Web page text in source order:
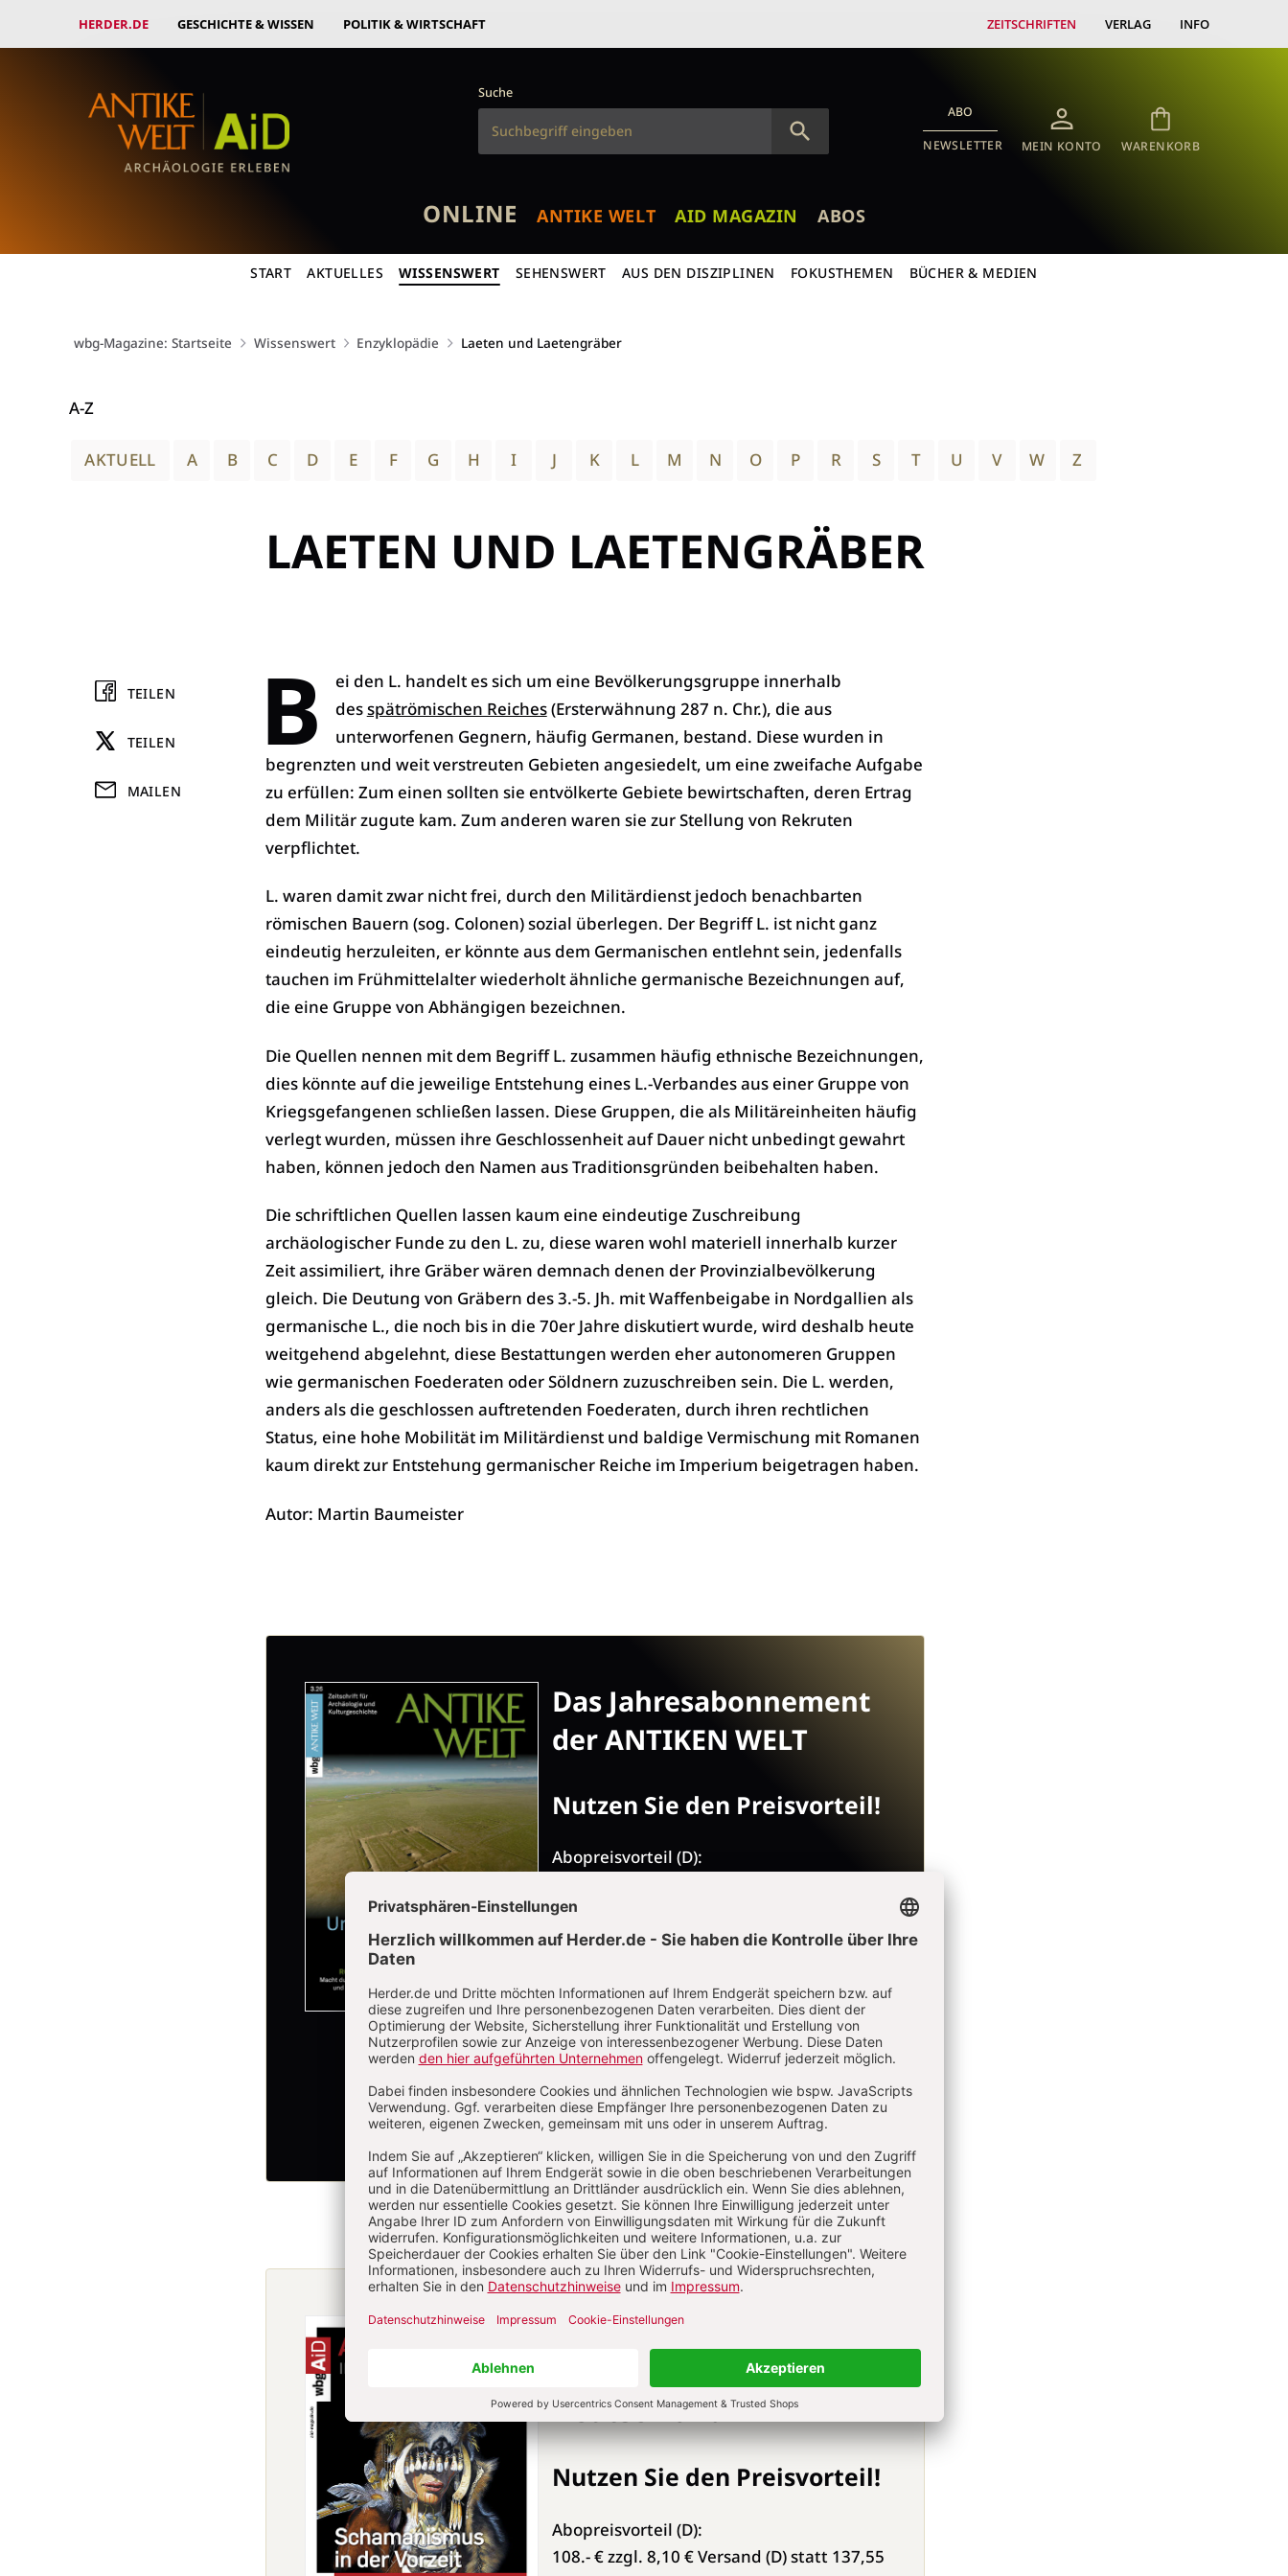
HERDER.DE GESCHICHTE & WISSEN POLITIK & WIRTSCHAFT ZEITSCHRIFTEN VERLAG INFO
Suche
ABO
NEWSLETTER MEIN KONTO WARENKORB
ONLINE ANTIKE WELT AID MAGAZIN ABOS
START AKTUELLES WISSENSWERT SEHENSWERT AUS DEN DISZIPLINEN FOKUSTHEMEN BÜCHER & MEDIEN
wbg-Magazine: Startseite Wissenswert Enzyklopädie Laeten und Laetengräber
A-Z
AKTUELL A B C D E F G H I J K L M N O P R S T U V W Z
LAETEN UND LAETENGRÄBER
B
ei den L. handelt es sich um eine Bevölkerungsgruppe innerhalb
desspätrömischen Reiches(Ersterwähnung 287 n. Chr.), die aus
unterworfenen Gegnern, häufig Germanen, bestand. Diese wurden in
begrenzten und weit verstreuten Gebieten angesiedelt, um eine zweifache Aufgabe
zu erfüllen: Zum einen sollten sie entvölkerte Gebiete bewirtschaften, deren Ertrag
dem Militär zugute kam. Zum anderen waren sie zur Stellung von Rekruten
verpflichtet.
L. waren damit zwar nicht frei, durch den Militärdienst jedoch benachbarten
römischen Bauern (sog. Colonen) sozial überlegen. Der Begriff L. ist nicht ganz
eindeutig herzuleiten, er könnte aus dem Germanischen entlehnt sein, jedenfalls
tauchen im Frühmittelalter wiederholt ähnliche germanische Bezeichnungen auf,
die eine Gruppe von Abhängigen bezeichnen.
Die Quellen nennen mit dem Begriff L. zusammen häufig ethnische Bezeichnungen,
dies könnte auf die jeweilige Entstehung eines L.-Verbandes aus einer Gruppe von
Kriegsgefangenen schließen lassen. Diese Gruppen, die als Militäreinheiten häufig
verlegt wurden, müssen ihre Geschlossenheit auf Dauer nicht unbedingt gewahrt
haben, können jedoch den Namen aus Traditionsgründen beibehalten haben.
Die schriftlichen Quellen lassen kaum eine eindeutige Zuschreibung
archäologischer Funde zu den L. zu, diese waren wohl materiell innerhalb kurzer
Zeit assimiliert, ihre Gräber wären demnach denen der Provinzialbevölkerung
gleich. Die Deutung von Gräbern des 3.-5. Jh. mit Waffenbeigabe in Nordgallien als
germanische L., die noch bis in die 70er Jahre diskutiert wurde, wird deshalb heute
weitgehend abgelehnt, diese Bestattungen werden eher autonomeren Gruppen
wie germanischen Foederaten oder Söldnern zuzuschreiben sein. Die L. werden,
anders als die geschlossen auftretenden Foederaten, durch ihren rechtlichen
Status, eine hohe Mobilität im Militärdienst und baldige Vermischung mit Romanen
kaum direkt zur Entstehung germanischer Reiche im Imperium beigetragen haben.
Autor: Martin Baumeister
Das Jahresabonnement
der ANTIKEN WELT
Nutzen Sie den Preisvorteil!
Abopreisvorteil (D):
€ im Einzelkauf
inkl. Digitalzugang
insgesamt 9 Ausgaben im Jahr: 6 reguläre
Hefte und 3 Sonderhefte
ohne Risiko, jederzeit kündbar
JETZT GRATIS TESTEN
Das Jahresabonnement
der Archäologie in
Deutschland
Nutzen Sie den Preisvorteil!
Abopreisvorteil (D):
108.- € zzgl. 8,10 € Versand (D) statt 137,55
TEILEN
TEILEN
MAILEN